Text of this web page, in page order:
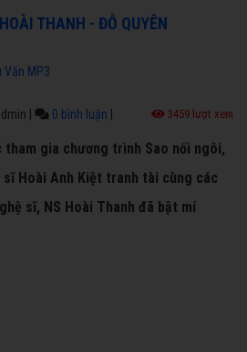
THANH - ĐỖ QUYÊN
Văn MP3
0 bình luận 3459 lượt xem
gia chương trình Sao nối ngôi,
Hoài Anh Kiệt tranh tài cùng các
sĩ, NS Hoài Thanh đã bật mí